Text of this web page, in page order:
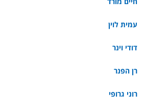
עמית לוין
דודי וינר
רן הפנר
רוני גרופי